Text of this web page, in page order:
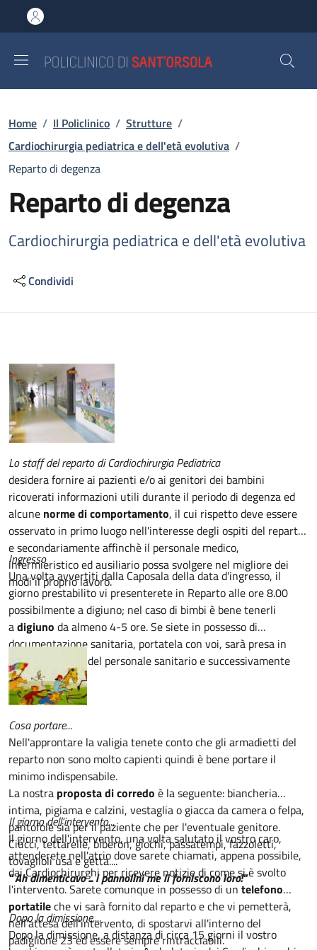
al contenuto principale
to footer content
Briciole di pane
Home / Il Policlinico / Strutture /
Cardiochirurgia pediatrica e dell'età evolutiva /
Reparto di degenza
Reparto di degenza
Cardiochirurgia pediatrica e dell'età evolutiva
Condividi
Lo staff del reparto di Cardiochirurgia Pediatrica
desidera fornire ai pazienti e/o ai genitori dei bambini
ricoverati informazioni utili durante il periodo di degenza ed
alcune norme di comportamento, il cui rispetto deve essere
osservato in primo luogo nell'interesse degli ospiti del reparto
e secondariamente affinchè il personale medico,
infermieristico ed ausiliario possa svolgere nel migliore dei
modi il proprio lavoro.
Ingresso
Una volta avvertiti dalla Caposala della data d'ingresso, il
giorno prestabilito vi presenterete in Reparto alle ore 8.00
possibilmente a digiuno; nel caso di bimbi è bene tenerli
adigiuno da almeno 4-5 ore. Se siete in possesso di
documentazione sanitaria, portatela con voi, sarà presa in
visione da parte del personale sanitario e successivamente
restituita.
Cosa portare...
Nell'approntare la valigia tenete conto che gli armadietti del
reparto non sono molto capienti quindi è bene portare il
minimo indispensabile.
La nostra proposta di corredo è la seguente: biancheria
intima, pigiama e calzini, vestaglia o giacca da camera o felpa,
pantofole sia per il paziente che per l'eventuale genitore.
Ciucci, tettarelle, biberon, giochi, passatempi, fazzoletti,
tovaglioli usa e getta....
" Ah dimenticavo ... i pannolini me li forniscono loro!"
Il giorno dell'intervento...
Il giorno dell'intervento, una volta salutato il vostro caro,
attenderete nell'atrio dove sarete chiamati, appena possibile,
dai Cardiochirurghi per ricevere notizie di come si è svolto
l'intervento. Sarete comunque in possesso di un telefono
portatileche vi sarà fornito dal reparto e che vi pemetterà,
nell'attesa dell'intervento, di spostarvi all'interno del
padiglione 23 ed essere sempre rintracciabili.
Dopo la dimissione....
Dopo la dimissione, a distanza di circa 15 giorni il vostro